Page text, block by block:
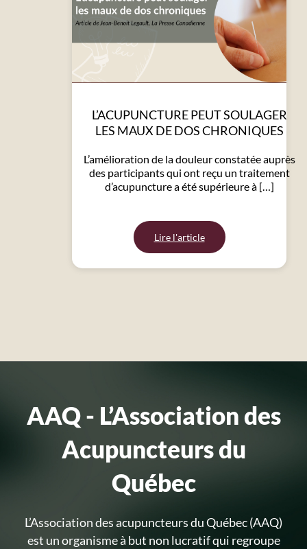
L’ACUPUNCTURE PEUT SOULAGER
LES MAUX DE DOS CHRONIQUES
L’amélioration de la douleur constatée auprès
des participants qui ont reçu un traitement
d’acupuncture a été supérieure à […]
Lire l'article
AAQ - L’Association des
Acupuncteurs du
Québec
L’Association des acupuncteurs du Québec (AAQ)
est un organisme à but non lucratif qui regroupe